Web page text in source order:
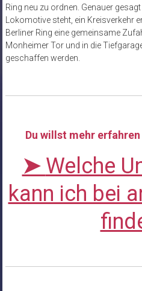
Ring neu zu ordnen. Genauer
Lokomotive steht, ein Kreisverkehr
Berliner Ring eine gemeinsame
Monheimer Tor und in die
geschaffen werden.
Du willst mehr
➤ Welche
kann ich bei